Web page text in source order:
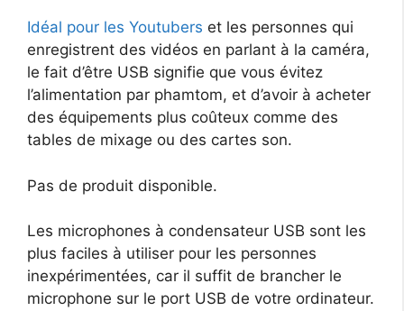
Idéal pour les Youtubers et les personnes qui
enregistrent des vidéos en parlant à la caméra,
le fait d’être USB signifie que vous évitez
l’alimentation par phamtom, et d’avoir à acheter
des équipements plus coûteux comme des
tables de mixage ou des cartes son.
Pas de produit disponible.
Les microphones à condensateur USB sont les
plus faciles à utiliser pour les personnes
inexpérimentées, car il suffit de brancher le
microphone sur le port USB de votre ordinateur.